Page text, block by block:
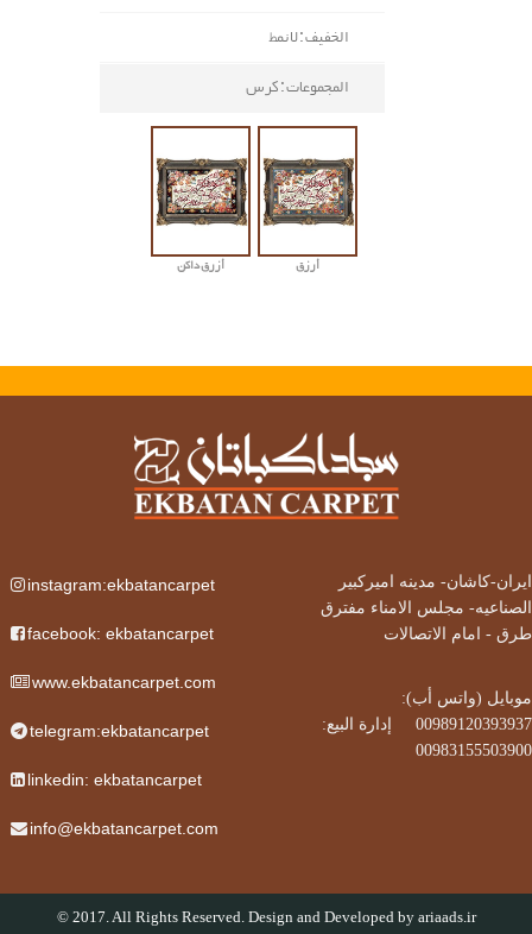
الخفيف : لا نمط
المجموعات : كرس
أرزق أزرق داکن
ایران-کاشان- مدینه امیرکبیر
الصناعیه- مجلس الامناء مفترق
طرق - امام الاتصالات
موبایل (واتس أب):
00989120393937‌
إدارة البيع:
00983155503900
instagram:ekbatancarpet
facebook: ekbatancarpet
www.ekbatancarpet.com
telegram:ekbatancarpet
linkedin: ekbatancarpet
info@ekbatancarpet.com
© 2017. All Rights Reserved. Design and Developed by ariaads.ir